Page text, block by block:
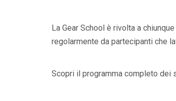
La Gear School è rivolta a
regolarmente da partecipanti che
Scopri il programma completo dei